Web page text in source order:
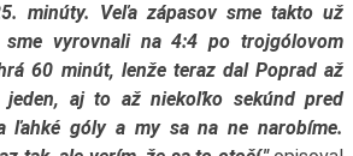
minúty. Veľa zápasov sme takto už
vyrovnali na 4:4 po trojgólovom
60 minút, lenže teraz dal Poprad až
aj to až niekoľko sekúnd pred
ľahké góly a my sa na ne narobíme.